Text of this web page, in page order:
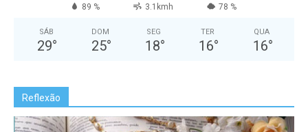
89 % 3.1kmh 78 %
SÁB
29°
DOM
25°
SEG
18°
TER
16°
QUA
16°
Reflexão